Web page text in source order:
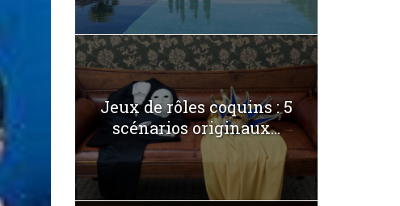
Jeux de rôles coquins : 5
scénarios originaux...